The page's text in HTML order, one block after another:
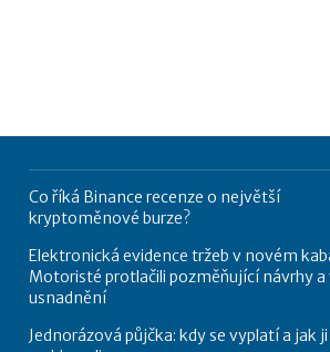
Co říká Binance recenze o největší
kryptoměnové burze?
Elektronická evidence tržeb v novém
Motoristé protlačili pozměňující návrhy a
usnadnění
Jednorázová půjčka: kdy se vyplatí a jak